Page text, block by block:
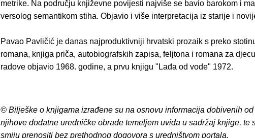
metrike. Na području književne povijesti najviše se bavio barokom i
versolog semantikom stiha. Objavio i više interpretacija iz starije i
Pavao Pavličić je danas najproduktivniji hrvatski prozaik s preko
romana, knjiga priča, autobiografskih zapisa, feljtona i romana za
radove objavio 1968. godine, a prvu knjigu "Lađa od vode" 1972.
© Bilješke o knjigama izrađene su na osnovu informacija dobivenih
njihove dodatne uredničke obrade temeljem uvida u sadržaj knjige, te
smiju prenositi bez prethodnog dogovora s uredništvom portala.